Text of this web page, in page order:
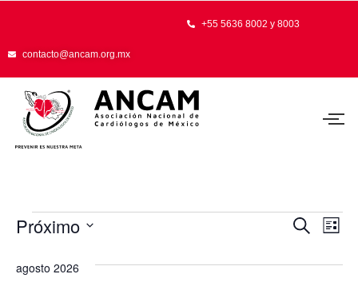
+55 5636 8002 y 8003
contacto@ancam.org.mx
y
Buscar
Lista
Próximo
agosto 2026